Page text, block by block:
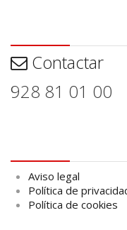
Contactar
928 81 01 00
Aviso legal
Política de
Política de cookies